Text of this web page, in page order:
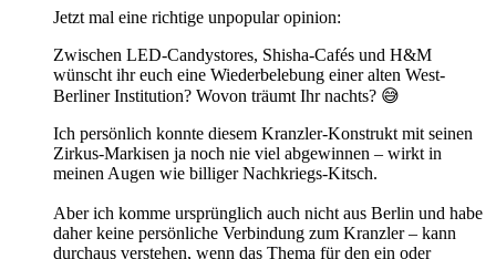
Jetzt mal eine richtige unpopular opinion:
Zwischen LED-Candystores, Shisha-Cafés und H&M
wünscht ihr euch eine Wiederbelebung einer alten West-
Berliner Institution? Wovon träumt Ihr nachts? 😅
Ich persönlich konnte diesem Kranzler-Konstrukt mit seinen
Zirkus-Markisen ja noch nie viel abgewinnen – wirkt in
meinen Augen wie billiger Nachkriegs-Kitsch.
Aber ich komme ursprünglich auch nicht aus Berlin und habe
daher keine persönliche Verbindung zum Kranzler – kann
durchaus verstehen, wenn das Thema für den ein oder